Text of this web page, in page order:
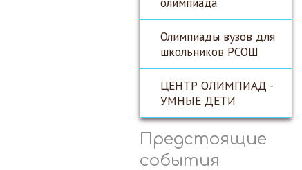
Олимпиады вузов для
школьников РСОШ
ЦЕНТР ОЛИМПИАД -
УМНЫЕ ДЕТИ
Предстоящие
события